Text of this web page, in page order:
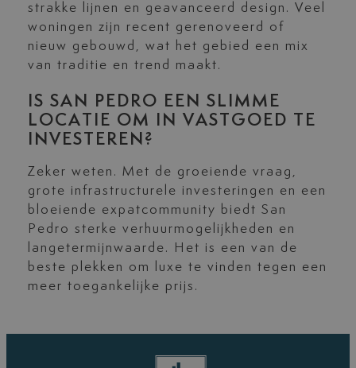
strakke lijnen en geavanceerd design. Veel
woningen zijn recent gerenoveerd of
nieuw gebouwd, wat het gebied een mix
van traditie en trend maakt.
IS SAN PEDRO EEN SLIMME
LOCATIE OM IN VASTGOED TE
INVESTEREN?
Zeker weten. Met de groeiende vraag,
grote infrastructurele investeringen en een
bloeiende expatcommunity biedt San
Pedro sterke verhuurmogelijkheden en
langetermijnwaarde. Het is een van de
beste plekken om luxe te vinden tegen een
meer toegankelijke prijs.